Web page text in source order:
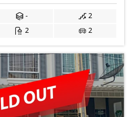
-
2
2 2